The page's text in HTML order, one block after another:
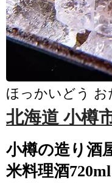
ほっかいどう お
北海道 小樽
小樽の造り酒
米料理酒